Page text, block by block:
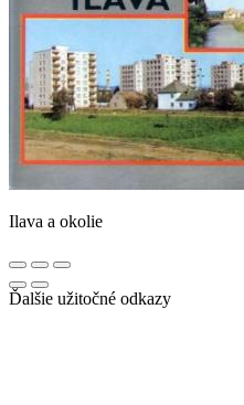
Ilava a okolie
Ďalšie užitočné odkazy